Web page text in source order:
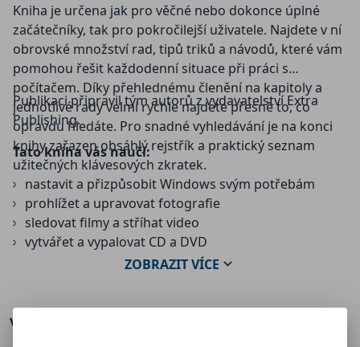
Kniha je určena jak pro věčné nebo dokonce úplné
začátečníky, tak pro pokročilejší uživatele. Najdete v ní
obrovské množství rad, tipů triků a návodů, které vám
pomohou řešit každodenní situace při práci s
počítačem. Díky přehlednému členění na kapitoly a
jednotlivé rady velmi rychle najdete přesně to, co
opravdu hledáte. Pro snadné vyhledávání je na konci
knihy zařazen obsáhlý rejstřík a praktický seznam
užitečných klávesových zkratek.
Publikaci připravil tým autorů z vydavatelství Extra
Publishing.
Tato kniha vás naučí:
nastavit a přizpůsobit Windows svým potřebám
prohlížet a upravovat fotografie
sledovat filmy a stříhat video
vytvářet a vypalovat CD a DVD
poslouchat hudbu, převádět hudební CD na MP3
ZOBRAZITVÍCE
Více o knize